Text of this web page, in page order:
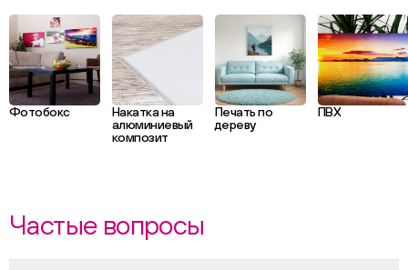
Фотобокс
Накатка на
алюминиевый
композит
Печать по
дереву
ПВХ
Частые вопросы